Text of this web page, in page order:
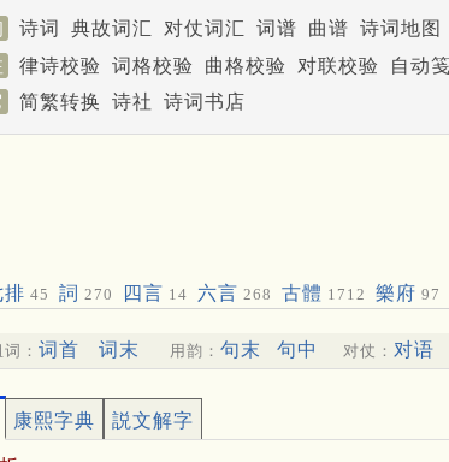
诗词 典故词汇 对仗词汇 词谱 曲谱 诗词地图
律诗校验 词格校验 曲格校验 对联校验
自动
简繁转换 诗社 诗词书店
排 45 詞 270 四言 14 六言 268 古體 1712 樂府 97
： 词首 词末 用韵： 句末 句中 对仗： 对语
康熙字典 説文解字